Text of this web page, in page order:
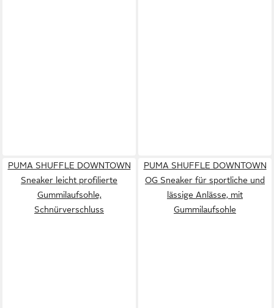
PUMA SHUFFLE DOWNTOWN
Sneaker leicht profilierte
Gummilaufsohle,
Schnürverschluss
PUMA SHUFFLE DOWNTOWN
OG Sneaker für sportliche und
lässige Anlässe, mit
Gummilaufsohle